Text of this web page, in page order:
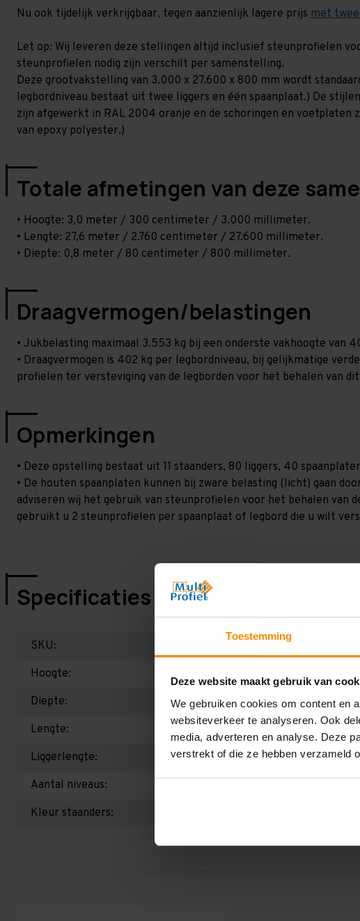
Toestemming
Deze website maakt gebruik van
We gebruiken cookies om content en
websiteverkeer te analyseren. Ook
media, adverteren en analyse. Deze
verstrekt of die ze hebben verzameld
Nu ook tijdelijk verkrijgbaar, tegen aanzienlijk lagere prijs met
Let op: Wij leveren deze stellingen altijd inclusief steunprofielen
steunprofielen nodig zijn verschilt per samenstelling.
Deze grootvakstelling van 3.000 x 27.600 x 800 mm wordt
legbordniveau bestaat uit twee liggers en één spaanplaat.) De
zijn afgewerkt in RAL 2004 oranje en de schoringen en
van epoxy polyester.)
Totale afmetingen van deze
• Hoogte: 3,0 meter / 300 centimeter / 3.000 millimeter.
• Lengte: 27,6 meter / 2.760 centimeter / 27.600 millimeter.
• Diepte: 0,8 meter / 80 centimeter / 800 millimeter.
Draagvermogen/belastingen
• Jukbelasting maximaal 3.553 kg bij een onderste vakhoogte van
• Draagvermogen is 402 kg per legbordniveau, bij gelijkmatige
profielen ter versteviging van de legborden voor het behalen van
Opmerkingen
• Deze opstelling bestaat uit 11 staanders, 80 liggers, 40
• De houten spaanplaten kunnen bij zware belasting (licht) gaan
adviseren wij het gebruik van steunprofielen voor het behalen van
gebruikt u 2 steunprofielen per spaanplaat of legbord die u wilt
Specificaties
SKU:
Hoogte:
3.000
Diepte:
800
Lengte:
27.600
Liggerlengte:
2.700
Aantal niveaus:
Kleur staanders: